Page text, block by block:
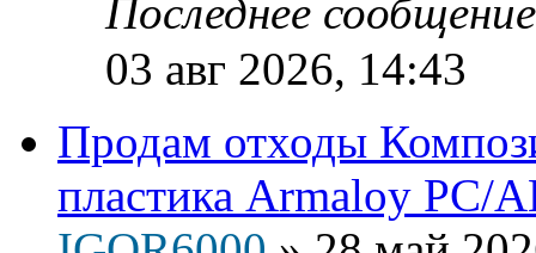
Последнее
03 авг 2026, 14:43
Продам отходы
пластика Armaloy PC/